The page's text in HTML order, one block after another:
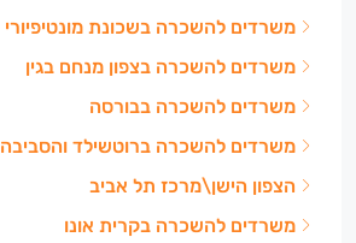
משרדים להשכרה בשכונת מונטיפיורי
משרדים להשכרה בצפון מנחם בגין
משרדים להשכרה בבורסה
משרדים להשכרה ברוטשילד והסביבה
הצפון הישן\מרכז תל אביב
משרדים להשכרה בקרית אונו